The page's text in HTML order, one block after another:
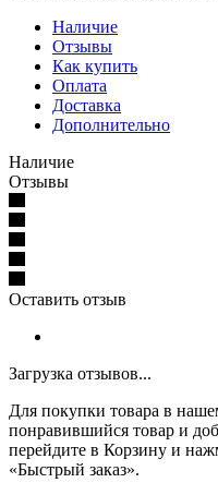
Наличие
Отзывы
Как купить
Оплата
Доставка
Дополнительно
Наличие
Отзывы
Оставить отзыв
Загрузка отзывов...
Для покупки товара в
понравившийся товар и
перейдите в Корзину и
«Быстрый заказ».